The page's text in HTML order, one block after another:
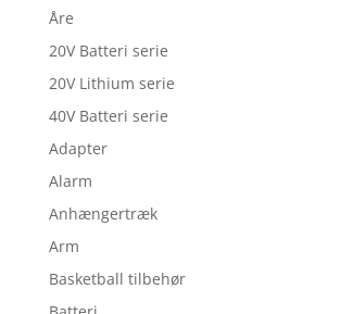
Åre
20V Batteri serie
20V Lithium serie
40V Batteri serie
Adapter
Alarm
Anhængertræk
Arm
Basketball tilbehør